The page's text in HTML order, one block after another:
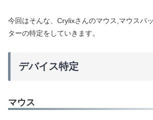
今回はそんな、Crylixさんのマウス,マウスパ
ターの特定をしていきます。
デバイス特定
マウス